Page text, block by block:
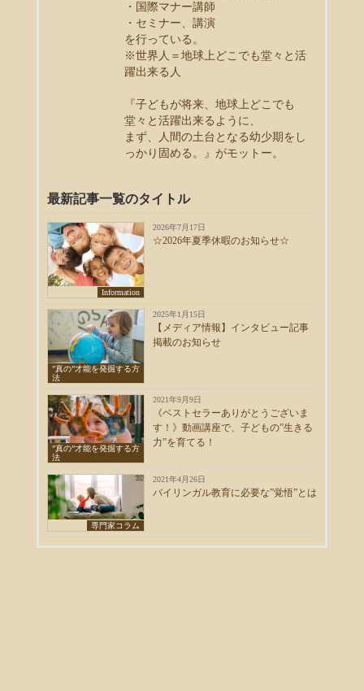
・国際マナー講師
・セミナー、講演
を行っている。
※世界人＝地球上どこでも堂々と活
躍出来る人
『子どもが将来、地球上どこでも
堂々と活躍出来るように、
まず、人間の土台となる幼少期をし
っかり固める。』がモットー。
最新記事一覧のタイトル
Information
2026年7月17日
☆2026年夏季休暇のお知らせ☆
”真の”才能を発掘する方
法
2025年1月15日
【メディア情報】インタビュー記事
掲載のお知らせ
”真の”才能を発掘する方
法
2021年9月9日
《ベストセラーありがとうございま
す！》動画講座で、子どもの”生きる
力”を育てる！
専門家コラム
2021年4月26日
バイリンガル教育に必要な”覚悟”とは